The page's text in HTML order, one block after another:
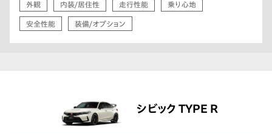
外観 内装/居住性 走行性能 乗り心地
安全性能 装備/オプション
シビック TYPE R